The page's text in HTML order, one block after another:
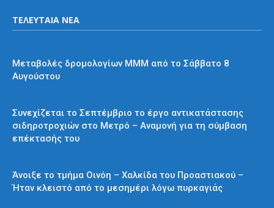
ΤΕΛΕΥΤΑΙΑ ΝΕΑ
Μεταβολές δρομολογίων ΜΜΜ από το Σάββατο 8
Αυγούστου
Συνεχίζεται το Σεπτέμβριο το έργο αντικατάστασης
σιδηροτροχιών στο Μετρό – Αναμονή για τη σύμβαση
επέκτασής του
Άνοιξε το τμήμα Οινόη – Χαλκίδα του Προαστιακού –
Ήταν κλειστό από το μεσημέρι λόγω πυρκαγιάς